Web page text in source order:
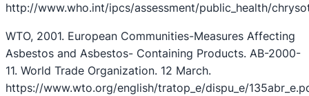
http://www.who.int/ipcs/assessment/public_health/
WTO, 2001. European Communities-Measures Affecting
Asbestos and Asbestos- Containing Products. AB-2000-
11. World Trade Organization. 12 March.
https://www.wto.org/english/tratop_e/dispu_e/